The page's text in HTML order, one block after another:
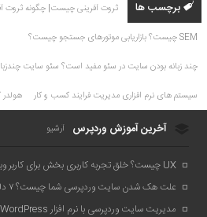
برچسب ها ثروت آفرینی چیست| چگونه ثروت
SEM چیست؟ بازاریابی موتورهای جستجو چیست؟
چند زبانه بودن سایت در سئو مفید است؟ سئو سایت
سیستم های نرم افزاری مدیریت فرایند کسب و کار هولدر
آخرین آموزش وردپرس آرشیو
UX چیست؟ خلق تجربه کاربری بخش برای کاربر وبسایت شما
علت هک شدن سایت وردپرسی شما چیست؟ ۷ دلیل عمده
مدیریت سایت وردپرسی با نرم افزار WordPress